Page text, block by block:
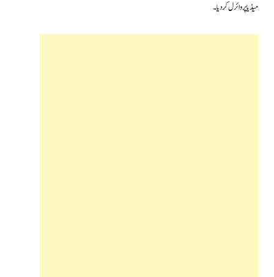
میڈیا پر وائرل کردیا۔